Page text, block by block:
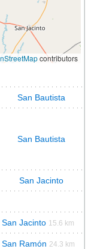
contributors
San Bautista
San Bautista
San Jacinto
San Jacinto 15.6 km
San Ramón 24.3 km